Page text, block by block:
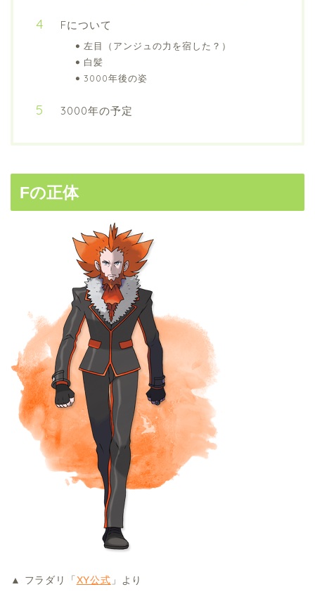
Fについて
左目（アンジュの力を宿した？）
白髪
3000年後の姿
3000年の予定
Fの正体
▲ フラダリ「 XY公式 」より